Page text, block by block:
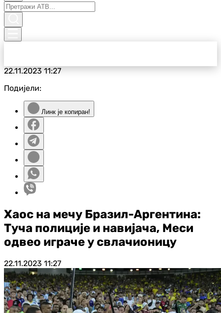
22.11.202311:27
Подијели:
Линк је копиран!
Хаос на мечу Бразил-Аргентина:
Туча полиције и навијача, Меси
одвео играче у свлачионицу
22.11.2023 11:27